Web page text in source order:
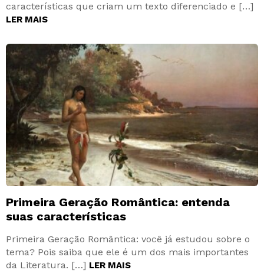
características que criam um texto diferenciado e […]
LER MAIS
Primeira Geração Romântica: entenda
suas características
Primeira Geração Romântica: você já estudou sobre o
tema? Pois saiba que ele é um dos mais importantes
da Literatura. […] LER MAIS